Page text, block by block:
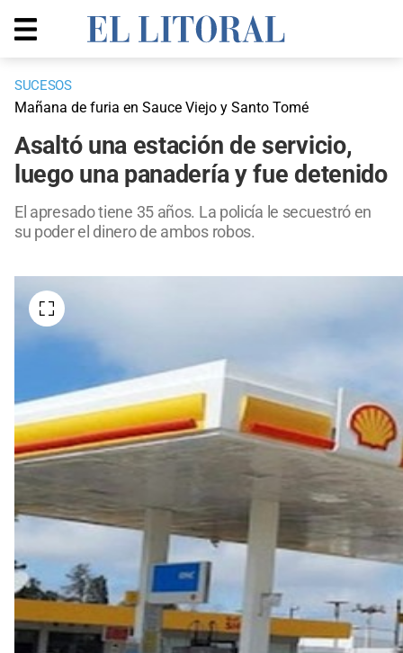
SUCESOS
Mañana de furia en Sauce Viejo y Santo Tomé
Asaltó una estación de servicio,
luego una panadería y fue detenido
El apresado tiene 35 años. La policía le secuestró en
su poder el dinero de ambos robos.